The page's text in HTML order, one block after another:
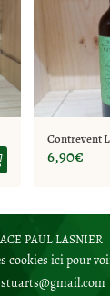
6,90€
PAUL LASNIER
cookies icipour